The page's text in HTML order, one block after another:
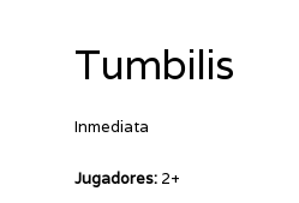
Tumbilis
Inmediata
Jugadores: 2+